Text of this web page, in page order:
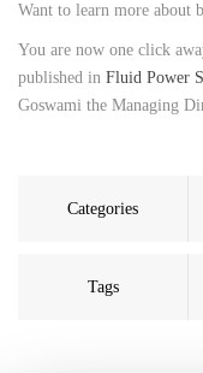
Want to learn more about
You are now one click
published in Fluid Power
Goswami the Managing
Categories
Tags